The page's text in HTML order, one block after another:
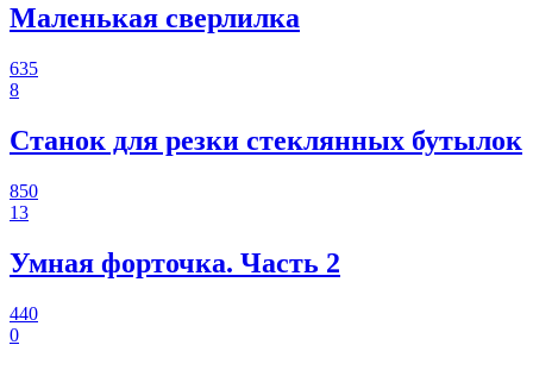
Маленькая сверлилка
635
8
Станок для резки стеклянных бутылок
850
13
Умная форточка. Часть 2
440
0